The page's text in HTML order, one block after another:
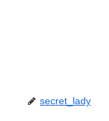
secret_lady